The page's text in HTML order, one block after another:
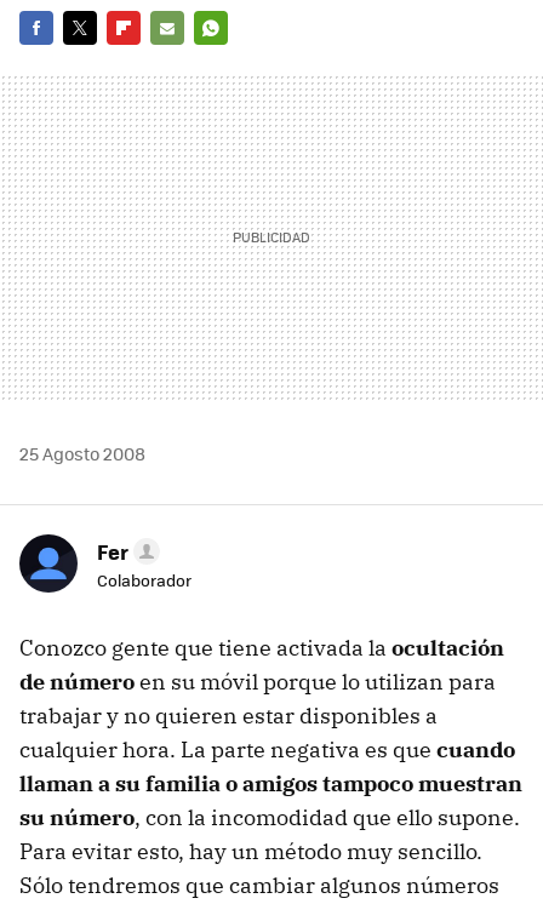
MAIL
25 Agosto 2008
Fer
Colaborador
Conozco gente que tiene activada la ocultación
de númeroen su móvil porque lo utilizan para
trabajar y no quieren estar disponibles a
cualquier hora. La parte negativa es que cuando
llaman a su familia o amigos tampoco muestran
su número, con la incomodidad que ello supone.
Para evitar esto, hay un método muy sencillo.
Sólo tendremos que cambiar algunos números